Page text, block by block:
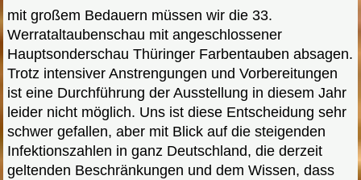
mit großem Bedauern müssen wir die 33.
Werrataltaubenschau mit angeschlossener
Hauptsonderschau Thüringer Farbentauben absagen.
Trotz intensiver Anstrengungen und Vorbereitungen
ist eine Durchführung der Ausstellung in diesem Jahr
leider nicht möglich. Uns ist diese Entscheidung sehr
schwer gefallen, aber mit Blick auf die steigenden
Infektionszahlen in ganz Deutschland, die derzeit
geltenden Beschränkungen und dem Wissen, dass